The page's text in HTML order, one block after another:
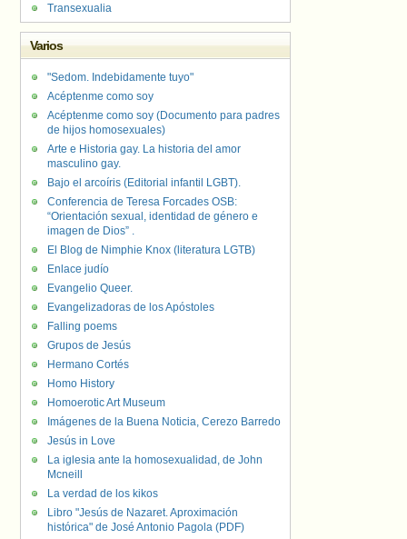
Transexualia
Varios
"Sedom. Indebidamente tuyo"
Acéptenme como soy
Acéptenme como soy (Documento para padres
de hijos homosexuales)
Arte e Historia gay. La historia del amor
masculino gay.
Bajo el arcoíris (Editorial infantil LGBT).
Conferencia de Teresa Forcades OSB:
“Orientación sexual, identidad de género e
imagen de Dios” .
El Blog de Nimphie Knox (literatura LGTB)
Enlace judío
Evangelio Queer.
Evangelizadoras de los Apóstoles
Falling poems
Grupos de Jesús
Hermano Cortés
Homo History
Homoerotic Art Museum
Imágenes de la Buena Noticia, Cerezo Barredo
Jesús in Love
La iglesia ante la homosexualidad, de John
Mcneill
La verdad de los kikos
Libro "Jesús de Nazaret. Aproximación
histórica" de José Antonio Pagola (PDF)